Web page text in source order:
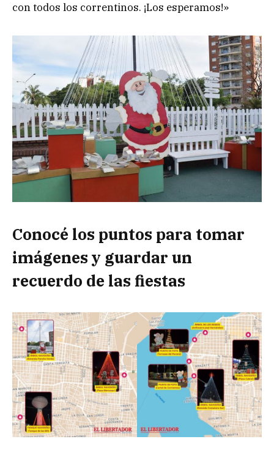
con todos los correntinos. ¡Los esperamos!»
Conocé los puntos para tomar
imágenes y guardar un
recuerdo de las fiestas